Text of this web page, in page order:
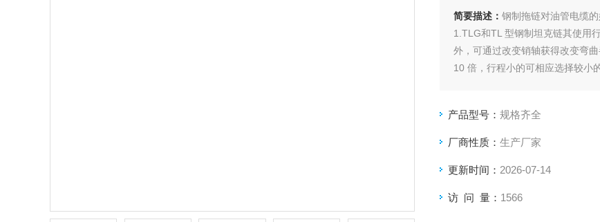
简要描述： 钢制拖链对油管电缆
1.TLG和TL 型钢制坦克链其使用
外，可通过改变销轴获得改变弯
10 倍，行程小的可相应选择较小
产品型号： 规格齐全
厂商性质： 生产厂家
更新时间： 2026-07-14
访 问 量： 1566